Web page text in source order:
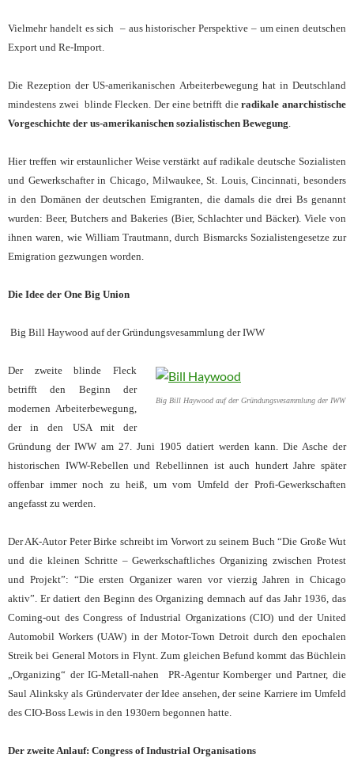
Vielmehr handelt es sich – aus historischer Perspektive – um einen deutschen
Export und Re-Import.
Die Rezeption der US-amerikanischen Arbeiterbewegung hat in Deutschland
mindestens zwei blinde Flecken. Der eine betrifft dieradikale anarchistische
Vorgeschichte der us-amerikanischen sozialistischen Bewegung.
Hier treffen wir erstaunlicher Weise verstärkt auf radikale deutsche Sozialisten
und Gewerkschafter in Chicago, Milwaukee, St. Louis, Cincinnati, besonders
in den Domänen der deutschen Emigranten, die damals die drei Bs genannt
wurden: Beer, Butchers and Bakeries (Bier, Schlachter und Bäcker). Viele von
ihnen waren, wie William Trautmann, durch Bismarcks Sozialistengesetze zur
Emigration gezwungen worden.
Die Idee der One Big Union
Big Bill Haywood auf der Gründungsvesammlung der IWW
Big Bill Haywood auf der Gründungsvesammlung der IWW
Der zweite blinde Fleck
betrifft den Beginn der
modernen Arbeiterbewegung,
der in den USA mit der
Gründung der IWW am 27. Juni 1905 datiert werden kann. Die Asche der
historischen IWW-Rebellen und Rebellinnen ist auch hundert Jahre später
offenbar immer noch zu heiß, um vom Umfeld der Profi-Gewerkschaften
angefasst zu werden.
Der AK-Autor Peter Birke schreibt im Vorwort zu seinem Buch “Die Große Wut
und die kleinen Schritte – GewerkschaftlichesOrganizing zwischen Protest
und Projekt”: “Die ersten Organizer waren vor vierzig Jahren in Chicago
aktiv”. Er datiert den Beginn des Organizing demnach auf das Jahr 1936, das
Coming-out des Congress of Industrial Organizations (CIO) und der United
Automobil Workers (UAW) in der Motor-Town Detroit durch den epochalen
Streik bei General Motors in Flynt. Zum gleichen Befund kommt das Büchlein
„Organizing“ der IG-Metall-nahen PR-Agentur Kornberger und Partner, die
Saul Alinksky als Gründervater der Idee ansehen, der seine Karriere im Umfeld
des CIO-Boss Lewis in den 1930ern begonnen hatte.
Der zweite Anlauf: Congress of Industrial Organisations